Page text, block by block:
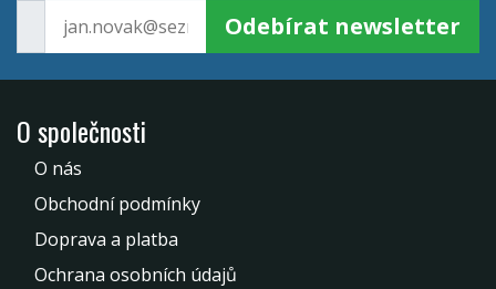
Odebírat newsletter
O společnosti
O nás
Obchodní podmínky
Doprava a platba
Ochrana osobních údajů